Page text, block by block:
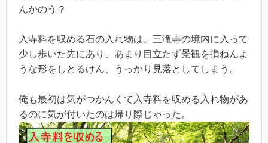
んかのう？
入寺料を収める石の入れ物は、三滝寺の境内に入って
少し歩いた先にあり、あまり目立たず景観を損ねんよ
うな形をしとるけん、うっかり見落としてしまう。
俺も最初は気がつかんくて入寺料を収める入れ物があ
るのに気が付いたのは帰り際じゃった。